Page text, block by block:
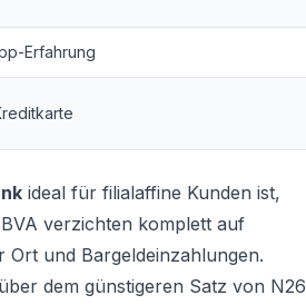
Erfahrung
ideal für filialaffine Kunden ist,
verzichten komplett auf
und Bargeldeinzahlungen.
dem günstigeren Satz von N26